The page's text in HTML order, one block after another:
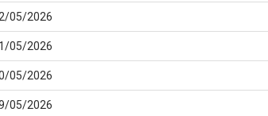
05/2026
05/2026
05/2026
05/2026